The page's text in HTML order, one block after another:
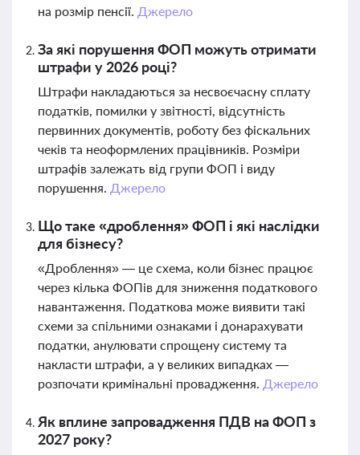
на розмір пенсії. Джерело
За які порушення ФОП можуть отримати
штрафи у 2026 році?
Штрафи накладаються за несвоєчасну сплату
податків, помилки у звітності, відсутність
первинних документів, роботу без фіскальних
чеків та неоформлених працівників. Розміри
штрафів залежать від групи ФОП і виду
порушення. Джерело
Що таке «дроблення» ФОП і які наслідки
для бізнесу?
«Дроблення» — це схема, коли бізнес працює
через кілька ФОПів для зниження податкового
навантаження. Податкова може виявити такі
схеми за спільними ознаками і донарахувати
податки, анулювати спрощену систему та
накласти штрафи, а у великих випадках —
розпочати кримінальні провадження. Джерело
Як вплине запровадження ПДВ на ФОП з
2027 року?